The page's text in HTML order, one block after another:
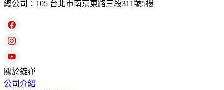
總公司：105 台北市南京東路三段311號5樓
關於錠嵂
公司介紹